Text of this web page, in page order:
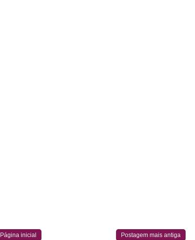
Postagem mais antiga
Página inicial